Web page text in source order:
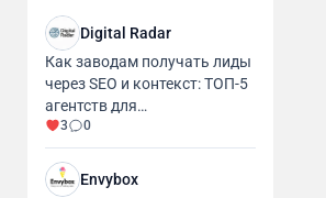
Digital Radar
Как заводам получать лиды
через SEO и контекст: ТОП-5
агентств для
промышленности и
производства
3 0
Envybox